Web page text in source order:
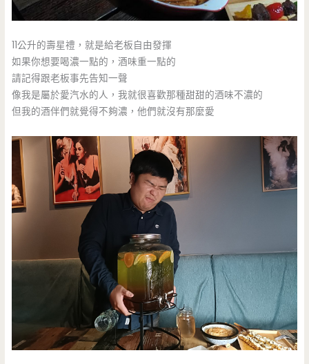
11公升的壽星禮，就是給老板自由發揮
如果你想要喝濃一點的，酒味重一點的
請記得跟老板事先告知一聲
像我是屬於愛汽水的人，我就很喜歡那種甜甜的酒味不濃的
但我的酒伴們就覺得不夠濃，他們就沒有那麼愛